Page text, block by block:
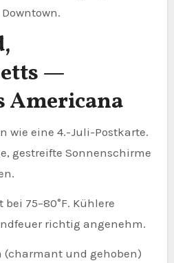
—
Americana
wie eine 4.-Juli-Postkarte.
gestreifte Sonnenschirme
75–80°F. Kühlere
richtig angenehm.
(charmant und gehoben)